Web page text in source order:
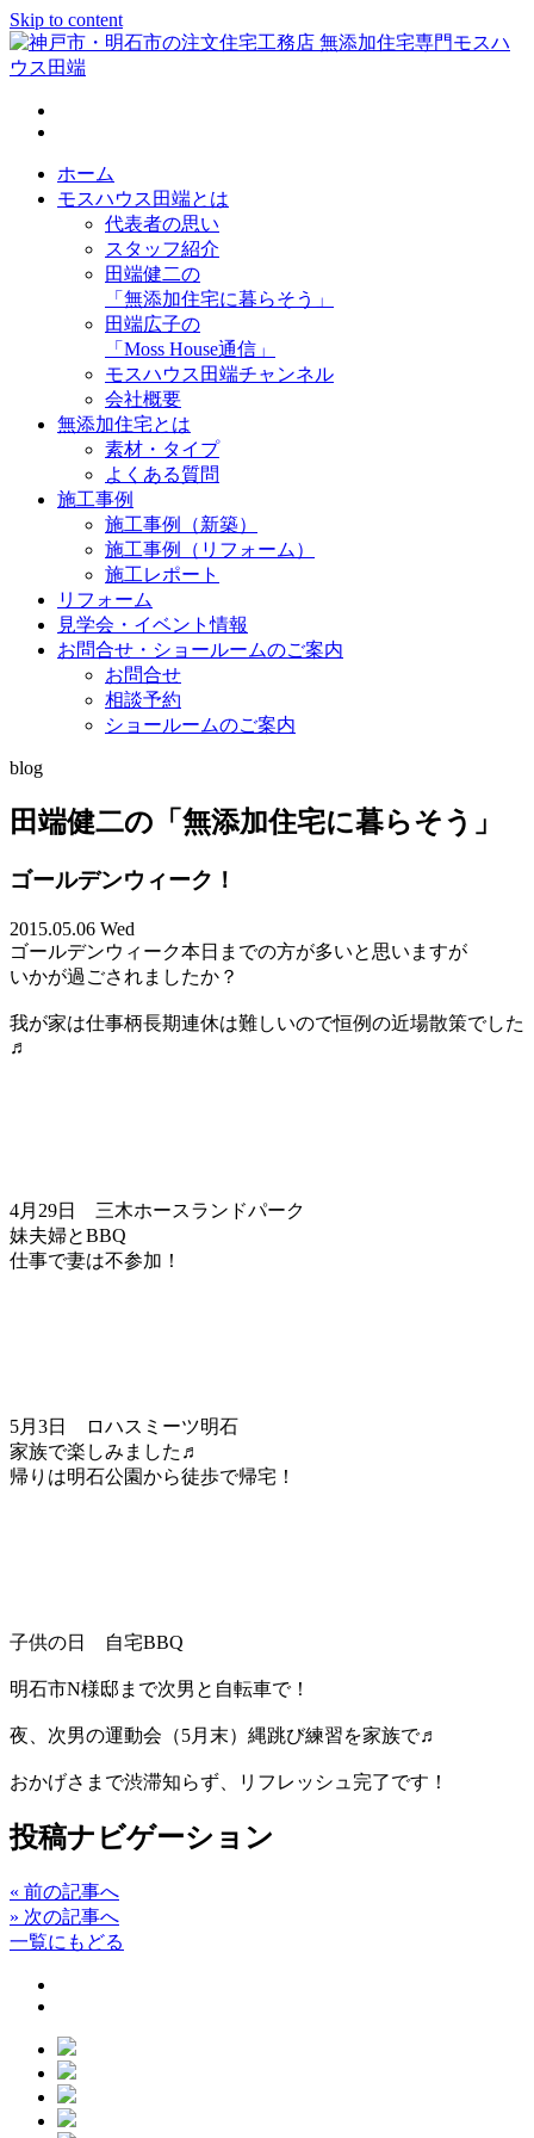
Skip to content
神戸市・明石市の注文住宅工務店 無添加住宅専門モスハウス
田端
ホーム
モスハウス田端とは
代表者の思い
スタッフ紹介
田端健二の
「無添加住宅に暮らそう」
田端広子の
「Moss House通信」
モスハウス田端チャンネル
会社概要
無添加住宅とは
素材・タイプ
よくある質問
施工事例
施工事例（新築）
施工事例（リフォーム）
施工レポート
リフォーム
見学会・イベント情報
お問合せ・ショールームのご案内
お問合せ
相談予約
ショールームのご案内
blog
田端健二の「無添加住宅に暮らそう」
ゴールデンウィーク！
2015.05.06 Wed
ゴールデンウィーク本日までの方が多いと思いますが
いかが過ごされましたか？
我が家は仕事柄長期連休は難しいので恒例の近場散策でした
♬
4月29日 三木ホースランドパーク
妹夫婦とBBQ
仕事で妻は不参加！
5月3日 ロハスミーツ明石
家族で楽しみました♬
帰りは明石公園から徒歩で帰宅！
子供の日 自宅BBQ
明石市N様邸まで次男と自転車で！
夜、次男の運動会（5月末）縄跳び練習を家族で♬
おかげさまで渋滞知らず、リフレッシュ完了です！
投稿ナビゲーション
« 前の記事へ
» 次の記事へ
一覧にもどる